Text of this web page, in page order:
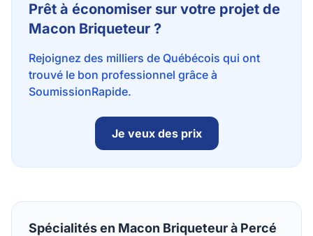
Prêt à économiser sur votre projet de
Macon Briqueteur ?
Rejoignez des milliers de Québécois qui ont
trouvé le bon professionnel grâce à
SoumissionRapide.
Je veux des prix
Spécialités en Macon Briqueteur à Percé